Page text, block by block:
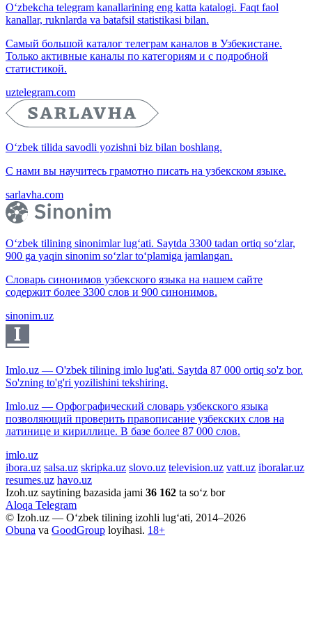
O‘zbekcha telegram kanallarining eng katta katalogi. Faqt faol
kanallar, ruknlarda va batafsil statistikasi bilan.
Самый большой каталог телеграм каналов в Узбекистане.
Только активные каналы по категориям и с подробной
статистикой.
uztelegram.com
O‘zbek tilida savodli yozishni biz bilan boshlang.
С нами вы научитесь грамотно писать на узбекском языке.
sarlavha.com
O‘zbek tilining sinonimlar lug‘ati. Saytda 3300 tadan ortiq so‘zlar,
900 ga yaqin sinonim so‘zlar to‘plamiga jamlangan.
Словарь синонимов узбекского языка на нашем сайте
содержит более 3300 слов и 900 синонимов.
sinonim.uz
Imlo.uz — O'zbek tilining imlo lug'ati. Saytda 87 000 ortiq so'z bor.
So'zning to'g'ri yozilishini tekshiring.
Imlo.uz — Орфографический словарь узбекского языка
позволяющий проверить правописание узбекских слов на
латинице и кириллице. В базе более 87 000 слов.
imlo.uz
ibora.uz salsa.uz skripka.uz slovo.uz television.uz vatt.uz iboralar.uz
resumes.uz havo.uz
Izoh.uz saytining bazasida jami 36 162 ta so‘z bor
Aloqa Telegram
© Izoh.uz — O‘zbek tilining izohli lug‘ati, 2014–2026
Obuna va GoodGroup loyihasi. 18+